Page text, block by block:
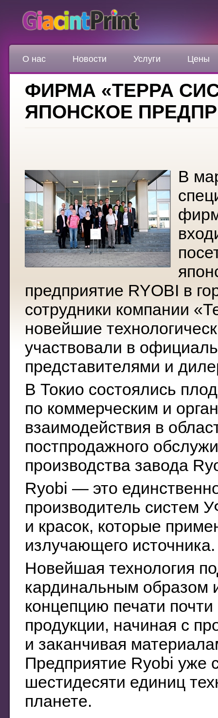
О нас Новости Услуги Цены
ФИРМА «ТЕРРА
ЯПОНСКОЕ
В
предприятие RYOBI в
сотрудники компании
новейшие
участвовали в
представителями и
В Токио состоялись
по коммерческим и
взаимодействия в
постпродажного
производства завода
Ryobi — это
производитель систем
и красок, которые
излучающего источника.
Новейшая технология
кардинальным
концепцию печати
продукции, начиная с
и заканчивая
Предприятие Ryobi уже
шестидесяти единиц
планете.